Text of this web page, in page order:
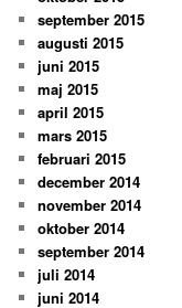
september 2015
augusti 2015
juni 2015
maj 2015
april 2015
mars 2015
februari 2015
december 2014
november 2014
oktober 2014
september 2014
juli 2014
juni 2014